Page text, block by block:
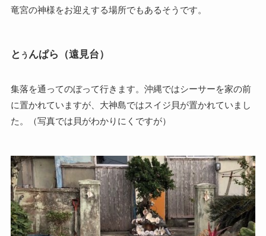
竜宮の神様をお迎えする場所でもあるそうです。
と う んぱら（遠見台）
集落を通ってのぼって行きます。沖縄ではシーサーを家の前
に置かれていますが、大神島ではスイジ貝が置かれていまし
た。（写真では貝がわかりにくですが）